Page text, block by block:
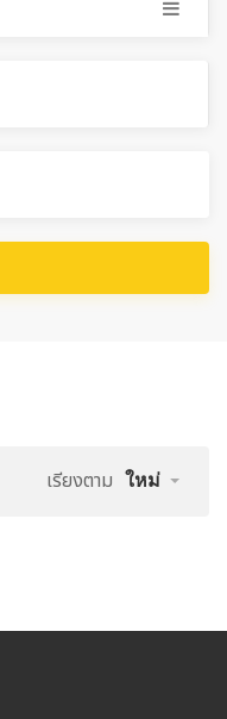
เรียงตาม ใหม่